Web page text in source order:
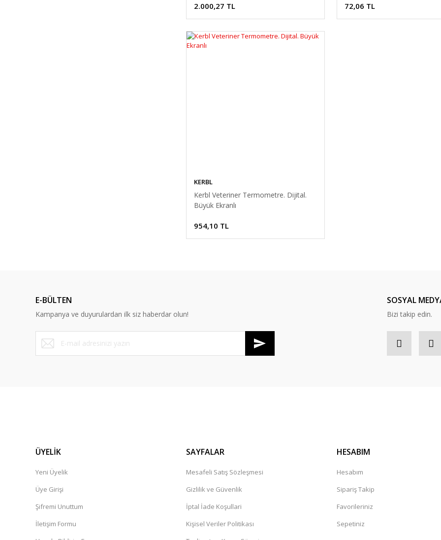
2.000,27 TL 72,06 TL
KERBL
Kerbl Veteriner Termometre. Dijital.
Büyük Ekranlı
954,10 TL
E-BÜLTEN
Kampanya ve duyurulardan ilk siz haberdar olun!
SOSYAL
Bizi takip edin.
ÜYELİK
Yeni Üyelik
Üye Girişi
Şifremi Unuttum
İletişim Formu
SAYFALAR
Mesafeli Satış Sözleşmesi
Gizlilik ve Güvenlik
İptal İade Koşullari
Kişisel Veriler Politikası
HESABIM
Hesabım
Sipariş Takip
Favorileriniz
Sepetiniz